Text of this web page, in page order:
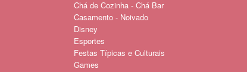
Chá de Cozinha - Chá Bar
Casamento - Noivado
Disney
Esportes
Festas Típicas e Culturais
Games